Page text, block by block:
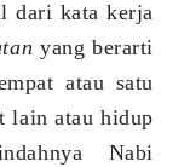
dari kata kerja
yang berarti
atau satu
lain atau hidup
Nabi